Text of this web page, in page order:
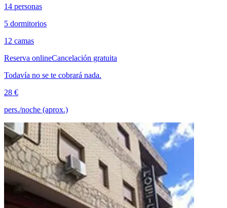
14 personas
5 dormitorios
12 camas
Reserva onlineCancelación gratuita
Todavía no se te cobrará nada.
28 €
pers./noche (aprox.)